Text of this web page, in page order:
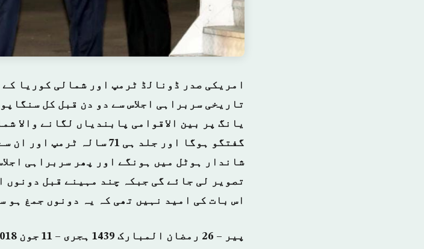
امریکی صدر ڈونالڈ ٹرمپ اور شمالی کوریا
تاریخی سربراہی اجلاس سے دو دن قبل کل
یانگ پر بین الاقوامی پابندیاں لگانے والا
شاندار ہوٹل میں ہونگے اور پھر سربراہی
تصویر لی جائے گی جبکہ چند مہینے قبل دونوں
اس بات کی امید نہیں تھی کہ یہ دونوں جمغ ہو
پیر – 26 رمضان المبارک 1439 ہجری – 11 جون 2018ء شمارہ نمبر: (14340)